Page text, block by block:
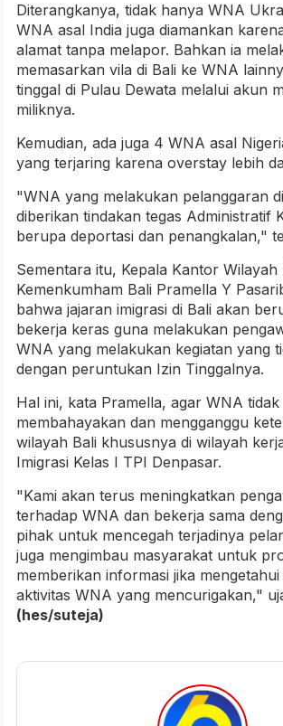
Diterangkanya, tidak hanya WNA
WNA asal India juga diamankan
alamat tanpa melapor. Bahkan ia
memasarkan vila di Bali ke WNA
tinggal di Pulau Dewata melalui akun
miliknya.
Kemudian, ada juga 4 WNA asal
yang terjaring karena overstay lebih
"WNA yang melakukan pelanggaran
diberikan tindakan tegas Administratif
berupa deportasi dan penangkalan,"
Sementara itu, Kepala Kantor Wilayah
Kemenkumham Bali Pramella Y
bahwa jajaran imigrasi di Bali akan
bekerja keras guna melakukan
WNA yang melakukan kegiatan yang
dengan peruntukan Izin Tinggalnya.
Hal ini, kata Pramella, agar WNA tidak
membahayakan dan mengganggu
wilayah Bali khususnya di wilayah
Imigrasi Kelas I TPI Denpasar.
"Kami akan terus meningkatkan
terhadap WNA dan bekerja sama
pihak untuk mencegah terjadinya
juga mengimbau masyarakat untuk
memberikan informasi jika mengetahui
aktivitas WNA yang mencurigakan,"
(hes/suteja)